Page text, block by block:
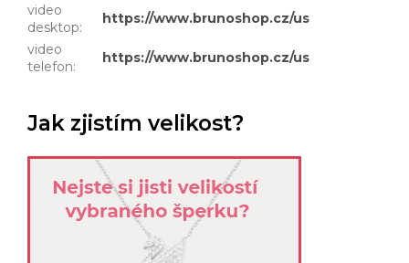
video
desktop:
https://www.brunoshop.cz/user/
video
telefon:
https://www.brunoshop.cz/user/
Jak zjistím velikost?